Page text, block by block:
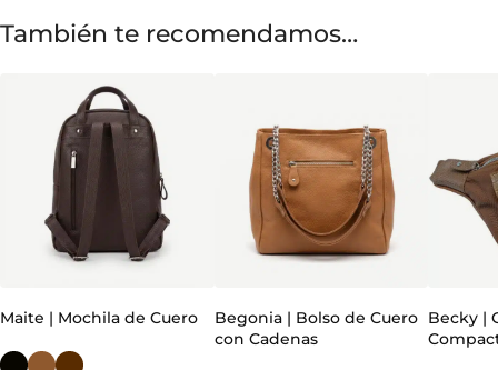
También te recomendamos…
Maite | Mochila de Cuero
Begonia | Bolso de Cuero
con Cadenas
Becky |